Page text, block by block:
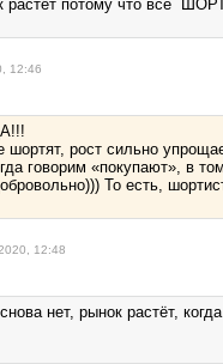
растёт потому что все
12:46
шортят, рост сильно
говорим «покупают», в
То есть,
12:48
нет, рынок растёт,